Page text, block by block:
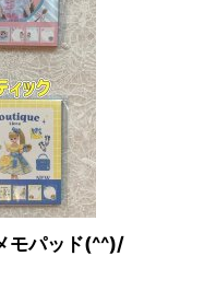
モパッド(^^)/